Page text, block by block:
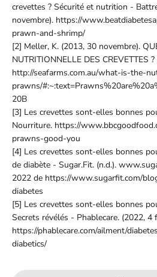
crevettes ? Sécurité et nutrition -
novembre). https://
prawn-and-shrimp/
[2] Meller, K. (2013, 30 novembre).
NUTRITIONNELLE DES CREVETTES
http://seafarms.com.au/what-is-the-
prawns/
20B
[3] Les crevettes sont-elles bonnes
Nourriture. https://
prawns-good-you
[4] Les crevettes sont-elles bonnes
de diabète - Sugar.Fit. (n.d.).
2022 de https://www.sugarfit.com/
diabetes
[5] Les crevettes sont-elles bonnes
Secrets révélés - Phablecare. (2022, 4
https://phablecare.com/ailment/
diabetics/